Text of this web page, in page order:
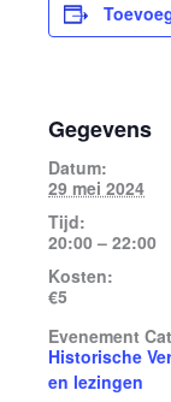
Gegevens
Datum:
29 mei 2024
Tijd:
20:00 – 22:00
Kosten:
€5
Evenement
Historische
en lezingen